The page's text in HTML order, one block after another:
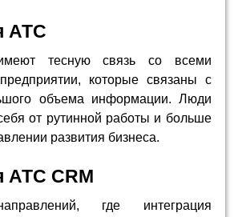
АТС
тесную связь со всеми
которые связаны с
объема информации. Люди
от рутинной работы и больше
развития бизнеса.
АТС CRM
где интеграция